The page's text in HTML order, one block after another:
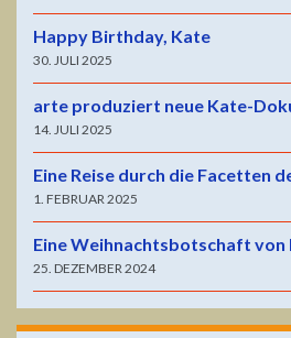
Happy Birthday, Kate
30. JULI 2025
arte produziert neue Kate-
14. JULI 2025
Eine Reise durch die Facetten
1. FEBRUAR 2025
Eine Weihnachtsbotschaft von
25. DEZEMBER 2024